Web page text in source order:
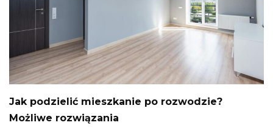
Jak podzielić mieszkanie po rozwodzie?
Możliwe rozwiązania